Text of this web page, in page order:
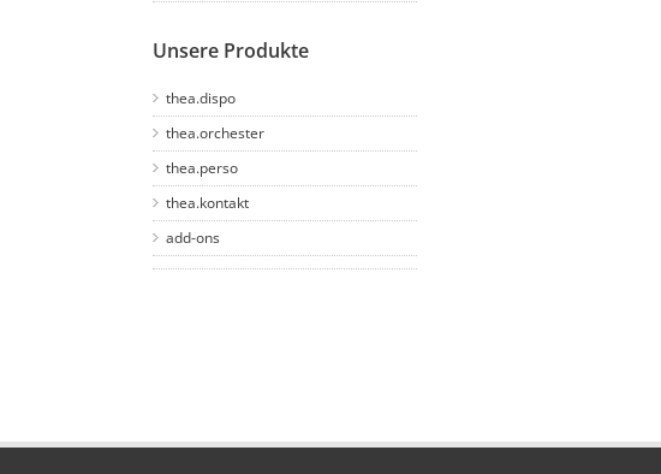
Unsere Produkte
thea.dispo
thea.orchester
thea.perso
thea.kontakt
add-ons